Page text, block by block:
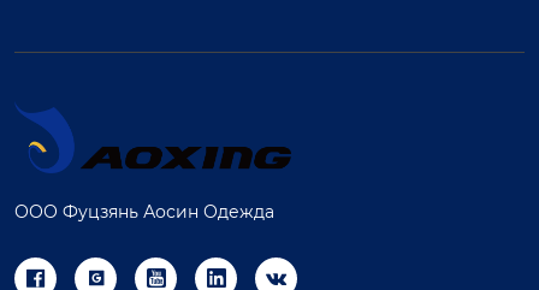
ООО Фуцзянь Аосин Одежда
    